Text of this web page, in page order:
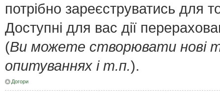
потрібно зареєструватись для
Доступні для вас дії
(Ви можете створювати нові
опитуваннях і т.п.).
Догори